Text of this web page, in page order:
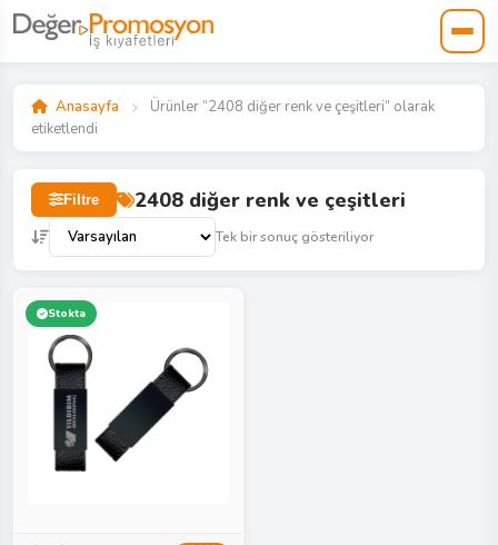
Anasayfa
Ürünler “2408 diğer renk ve çeşitleri” olarak
etiketlendi
Filtre 2408 diğer renk ve çeşitleri
Tek bir sonuç gösteriliyor
Stokta